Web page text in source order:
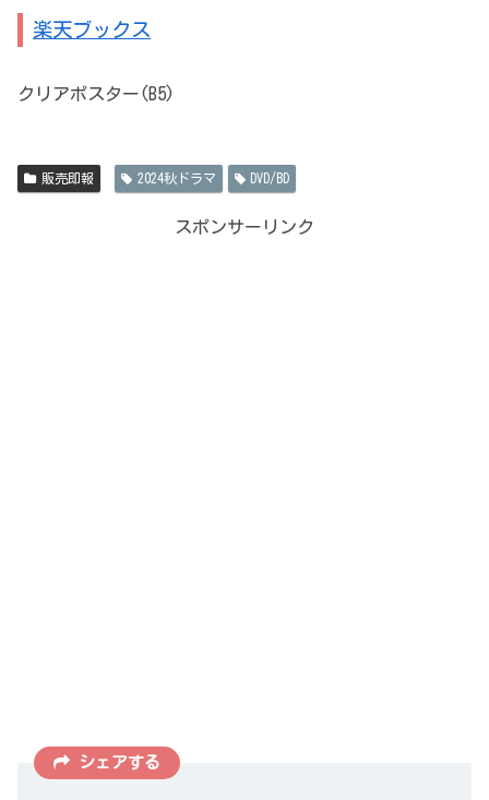
楽天ブックス
クリアポスター(B5)
販売即報 2024秋ドラマ DVD/BD
スポンサーリンク
シェアする